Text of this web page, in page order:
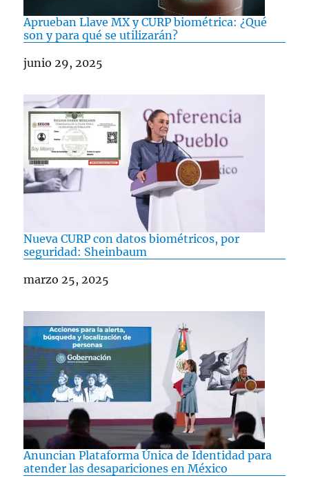
Aprueban Llave MX y CURP biométrica: ¿Qué
son y para qué se utilizarán?
Fecha
junio 29, 2025
Nueva CURP con datos biométricos, por
seguridad: Sheinbaum
Fecha
marzo 25, 2025
Anuncian Plataforma Única de Identidad para
atender las desapariciones en México